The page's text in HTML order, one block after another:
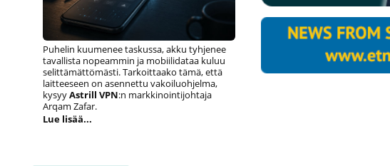
Puhelin kuumenee taskussa, akku tyhjenee
tavallista nopeammin ja mobiilidataa kuluu
selittämättömästi. Tarkoittaako tämä, että
laitteeseen on asennettu vakoiluohjelma,
kysyyAstrill VPN:n markkinointijohtaja
Arqam Zafar.
Lue lisää...